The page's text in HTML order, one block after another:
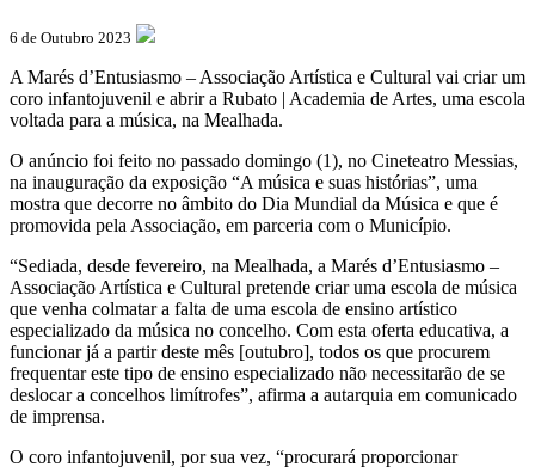
6 de Outubro 2023
A Marés d’Entusiasmo – Associação Artística e Cultural vai criar um
coro infantojuvenil e abrir a Rubato | Academia de Artes, uma escola
voltada para a música, na Mealhada.
O anúncio foi feito no passado domingo (1), no Cineteatro Messias,
na inauguração da exposição “A música e suas histórias”, uma
mostra que decorre no âmbito do Dia Mundial da Música e que é
promovida pela Associação, em parceria com o Município.
“Sediada, desde fevereiro, na Mealhada, a Marés d’Entusiasmo –
Associação Artística e Cultural pretende criar uma escola de música
que venha colmatar a falta de uma escola de ensino artístico
especializado da música no concelho. Com esta oferta educativa, a
funcionar já a partir deste mês [outubro], todos os que procurem
frequentar este tipo de ensino especializado não necessitarão de se
deslocar a concelhos limítrofes”, afirma a autarquia em comunicado
de imprensa.
O coro infantojuvenil, por sua vez, “procurará proporcionar